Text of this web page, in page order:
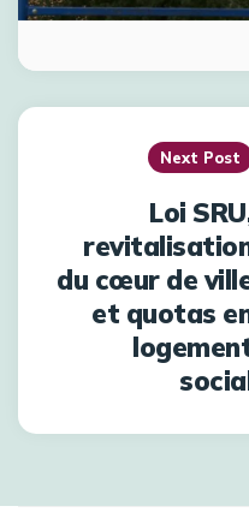
Next Post
Loi
du cœur de
et quotas